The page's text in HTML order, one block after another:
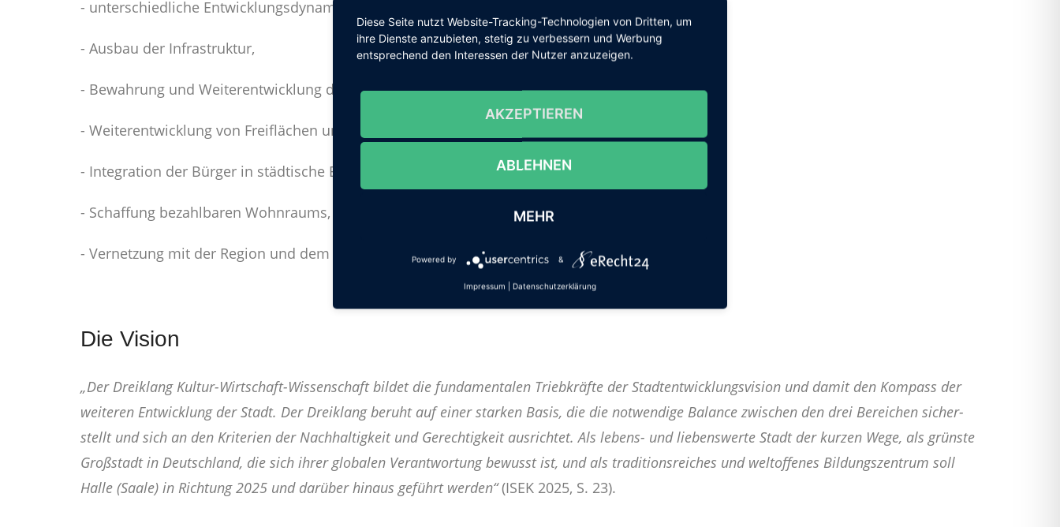
- unterschiedliche Entwicklungsdynamiken der Stadtteile,
- Ausbau der Infrastruktur,
- Bewahrung und Weiterentwicklung des historischen Stadtbildes,
- Weiterentwicklung von Freiflächen und Flusslandschaften,
- Integration der Bürger in städtische Entscheidungen und Konzepte,
- Schaffung bezahlbaren Wohnraums,
- Vernetzung mit der Region und dem nahen Umland.
Die Vision
„Der Drei­klang Kul­tur-Wirt­schaft-Wis­sen­schaft bil­det die fun­da­men­ta­len Trieb­kräf­te der Stadt­ent­wick­lungs­vi­si­on und damit den Kom­pass der
wei­te­ren Ent­wick­lung der Stadt. Der Drei­klang beruht auf einer star­ken Basis, die die not­wen­di­ge Balan­ce zwi­schen den drei Berei­chen sicher­
stellt und sich an den Kri­te­ri­en der Nach­hal­tig­keit und Gerech­tig­keit aus­rich­tet. Als lebens- und lie­bens­wer­te Stadt der kur­zen Wege, als grüns­te
Groß­stadt in Deutsch­land, die sich ihrer glo­ba­len Ver­ant­wor­tung bewusst ist, und als tra­di­ti­ons­rei­ches und welt­of­fe­nes Bil­dungs­zen­trum soll
Hal­le (Saa­le) in Rich­tung 2025 und dar­über hin­aus geführt wer­den“(ISEK 2025, S. 23).
Diese Seite nutzt Website-Tracking-Technologien von Dritten, um
ihre Dienste anzubieten, stetig zu verbessern und Werbung
entsprechend den Interessen der Nutzer anzuzeigen.
AKZEPTIEREN
ABLEHNEN
MEHR
Powered by &
Impressum Datenschutzerklärung